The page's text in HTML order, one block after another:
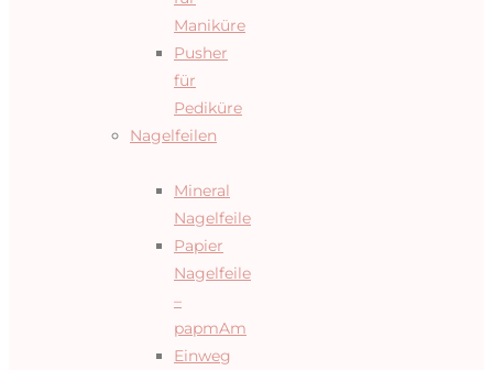
Maniküre
Pusher
für
Pediküre
Nagelfeilen
Mineral
Nagelfeile
Papier
Nagelfeile
–
papmAm
Einweg